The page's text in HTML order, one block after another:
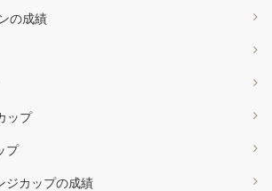
の成績
ップ
プ
ジカップの成績